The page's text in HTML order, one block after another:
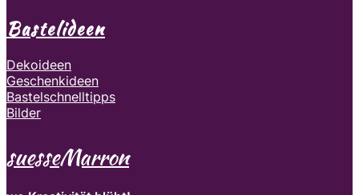
Bastelideen
Dekoideen
Geschenkideen
Bastelschnelltipps
Bilder
suesseMarron